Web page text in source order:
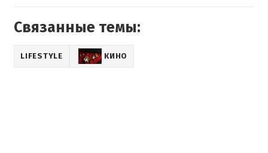
Связанные темы:
LIFESTYLE КИНО